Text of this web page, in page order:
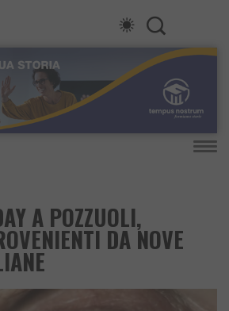
A POZZUOLI,
DA NOVE